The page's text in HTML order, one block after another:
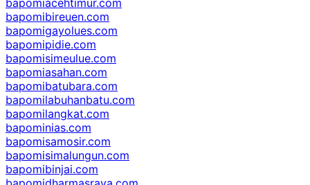
bapomibireuen.com
bapomigayolues.com
bapomipidie.com
bapomisimeulue.com
bapomiasahan.com
bapomibatubara.com
bapomilabuhanbatu.com
bapomilangkat.com
bapominias.com
bapomisamosir.com
bapomisimalungun.com
bapomibinjai.com